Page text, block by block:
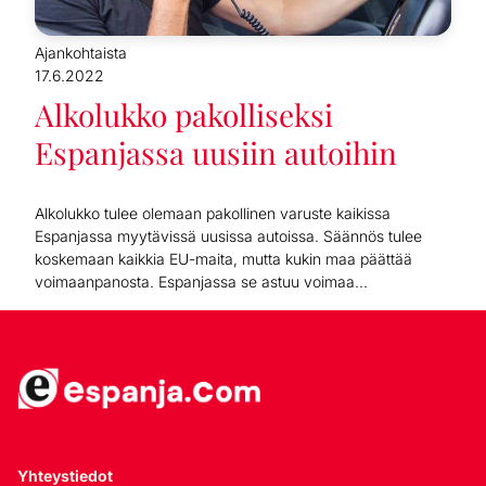
Ajankohtaista
17.6.2022
Alkolukko pakolliseksi
Espanjassa uusiin autoihin
Alkolukko tulee olemaan pakollinen varuste kaikissa
Espanjassa myytävissä uusissa autoissa. Säännös tulee
koskemaan kaikkia EU-maita, mutta kukin maa päättää
voimaanpanosta. Espanjassa se astuu voimaa...
Yhteystiedot